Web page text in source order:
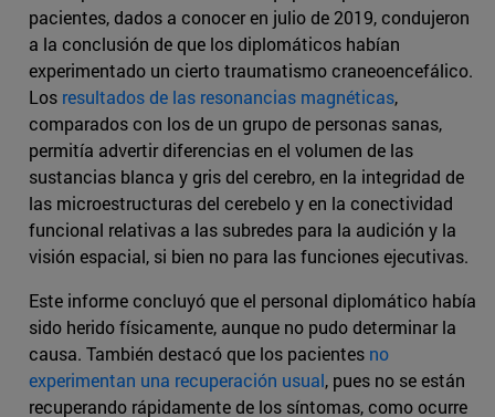
pacientes, dados a conocer en julio de 2019, condujeron
a la conclusión de que los diplomáticos habían
experimentado un cierto traumatismo craneoencefálico.
Los resultados de las resonancias magnéticas,
comparados con los de un grupo de personas sanas,
permitía advertir diferencias en el volumen de las
sustancias blanca y gris del cerebro, en la integridad de
las microestructuras del cerebelo y en la conectividad
funcional relativas a las subredes para la audición y la
visión espacial, si bien no para las funciones ejecutivas.
Este informe concluyó que el personal diplomático había
sido herido físicamente, aunque no pudo determinar la
causa. También destacó que los pacientes no
experimentan una recuperación usual, pues no se están
recuperando rápidamente de los síntomas, como ocurre